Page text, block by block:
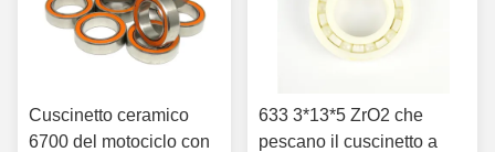
Cuscinetto ceramico
6700 del motociclo con
633 3*13*5 ZrO2 che
pescano il cuscinetto a